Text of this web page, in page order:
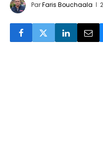
ParFaris Bouchaala